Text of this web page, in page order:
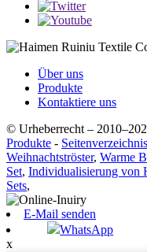
Über uns
Produkte
Kontaktiere uns
© Urheberrecht –
Produkte - Seitenverzeichnis
Weihnachtströster, Warme
Set, Individualisierung von
Sets,
E-Mail senden
WhatsApp
x